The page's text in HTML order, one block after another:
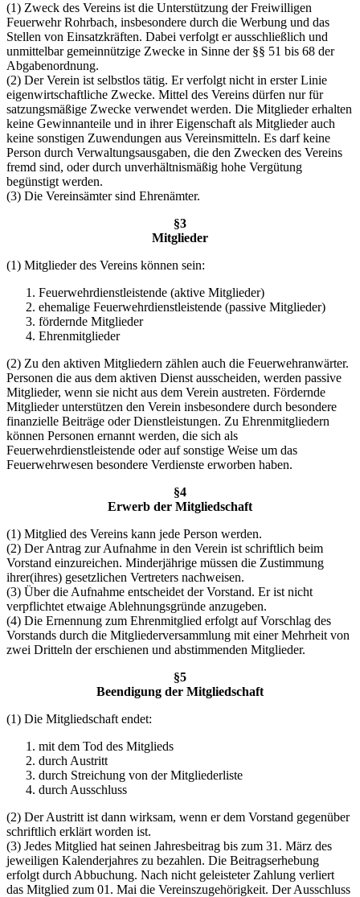
(1) Zweck des Vereins ist die Unterstützung der Freiwilligen
Feuerwehr Rohrbach, insbesondere durch die Werbung und das
Stellen von Einsatzkräften. Dabei verfolgt er ausschließlich und
unmittelbar gemeinnützige Zwecke in Sinne der §§ 51 bis 68 der
Abgabenordnung.
(2) Der Verein ist selbstlos tätig. Er verfolgt nicht in erster Linie
eigenwirtschaftliche Zwecke. Mittel des Vereins dürfen nur für
satzungsmäßige Zwecke verwendet werden. Die Mitglieder erhalten
keine Gewinnanteile und in ihrer Eigenschaft als Mitglieder auch
keine sonstigen Zuwendungen aus Vereinsmitteln. Es darf keine
Person durch Verwaltungsausgaben, die den Zwecken des Vereins
fremd sind, oder durch unverhältnismäßig hohe Vergütung
begünstigt werden.
(3) Die Vereinsämter sind Ehrenämter.
§3
Mitglieder
(1) Mitglieder des Vereins können sein:
Feuerwehrdienstleistende (aktive Mitglieder)
ehemalige Feuerwehrdienstleistende (passive Mitglieder)
fördernde Mitglieder
Ehrenmitglieder
(2) Zu den aktiven Mitgliedern zählen auch die Feuerwehranwärter.
Personen die aus dem aktiven Dienst ausscheiden, werden passive
Mitglieder, wenn sie nicht aus dem Verein austreten. Fördernde
Mitglieder unterstützen den Verein insbesondere durch besondere
finanzielle Beiträge oder Dienstleistungen. Zu Ehrenmitgliedern
können Personen ernannt werden, die sich als
Feuerwehrdienstleistende oder auf sonstige Weise um das
Feuerwehrwesen besondere Verdienste erworben haben.
§4
Erwerb der Mitgliedschaft
(1) Mitglied des Vereins kann jede Person werden.
(2) Der Antrag zur Aufnahme in den Verein ist schriftlich beim
Vorstand einzureichen. Minderjährige müssen die Zustimmung
ihrer(ihres) gesetzlichen Vertreters nachweisen.
(3) Über die Aufnahme entscheidet der Vorstand. Er ist nicht
verpflichtet etwaige Ablehnungsgründe anzugeben.
(4) Die Ernennung zum Ehrenmitglied erfolgt auf Vorschlag des
Vorstands durch die Mitgliederversammlung mit einer Mehrheit von
zwei Dritteln der erschienen und abstimmenden Mitglieder.
§5
Beendigung der Mitgliedschaft
(1) Die Mitgliedschaft endet:
mit dem Tod des Mitglieds
durch Austritt
durch Streichung von der Mitgliederliste
durch Ausschluss
(2) Der Austritt ist dann wirksam, wenn er dem Vorstand gegenüber
schriftlich erklärt worden ist.
(3) Jedes Mitglied hat seinen Jahresbeitrag bis zum 31. März des
jeweiligen Kalenderjahres zu bezahlen. Die Beitragserhebung
erfolgt durch Abbuchung. Nach nicht geleisteter Zahlung verliert
das Mitglied zum 01. Mai die Vereinszugehörigkeit. Der Ausschluss